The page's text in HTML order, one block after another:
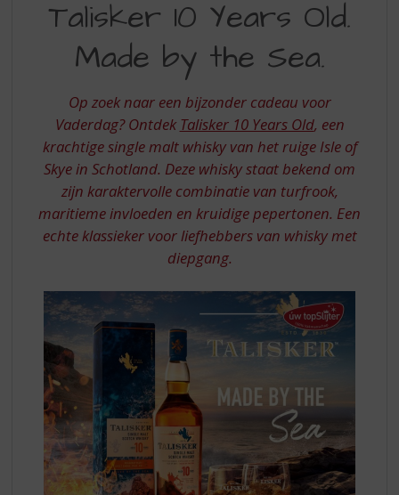
10
YEARS
MADE
BY
THE
SEA
Talisker 10 Years Old.
Made by the Sea.
Op zoek naar een bijzonder cadeau voor
Vaderdag? Ontdek Talisker 10 Years Old, een
krachtige single malt whisky van het ruige Isle of
Skye in Schotland. Deze whisky staat bekend om
zijn karaktervolle combinatie van turfrook,
maritieme invloeden en kruidige pepertonen. Een
echte klassieker voor liefhebbers van whisky met
diepgang.